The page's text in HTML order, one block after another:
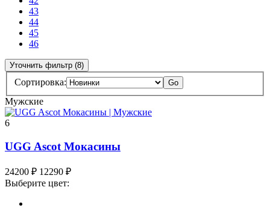
43
44
45
46
Уточнить фильтр (8)
Сортировка: Go
Мужские
6
UGG Ascot Мокасины
24200 ₽ 12290 ₽
Выберите цвет: